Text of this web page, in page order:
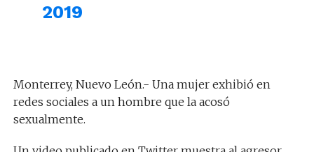
2019
Monterrey, Nuevo León.- Una mujer exhibió en
redes sociales a un hombre que la acosó
sexualmente.